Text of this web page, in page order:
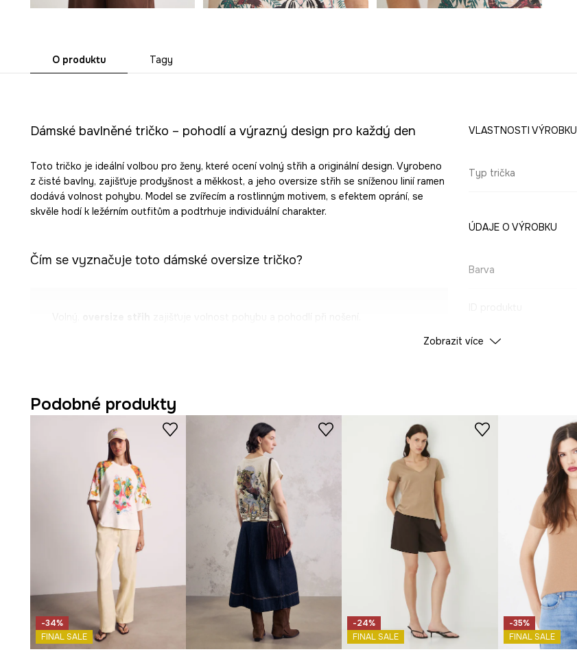
O produktu Tagy
Dámské bavlněné tričko – pohodlí a výrazný design pro každý den
Toto tričko je ideální volbou pro ženy, které ocení volný střih a originální design. Vyrobeno
z čisté bavlny, zajišťuje prodyšnost a měkkost, a jeho oversize střih se sníženou linií ramen
dodává volnost pohybu. Model se zvířecím a rostlinným motivem, s efektem oprání, se
skvěle hodí k ležérním outfitům a podtrhuje individuální charakter.
Čím se vyznačuje toto dámské oversize tričko?
Výstřih do Vjemně prodlužuje krk a zvýrazňuje linii klíčních kostí.
Povrchová úprava
dodává tričku módní, lehce vintage
Vzor se zvířecím a rostlinným motivemčiní tričko výrazným.
VLASTNOSTI VÝROBKU
Typ trička
ÚDAJE O VÝROBKU
Barva
Výrobce
Zobrazit více
Podobné produkty
-34%
FINAL SALE
-24%
FINAL SALE
-35%
FINAL SALE